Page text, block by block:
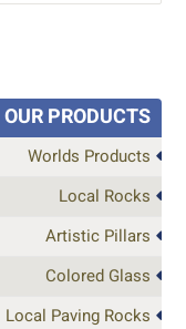
OUR PRODUCTS
Worlds Products
Local Rocks
Artistic Pillars
Colored Glass
Local Paving Rocks